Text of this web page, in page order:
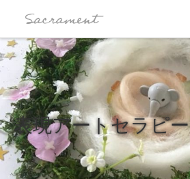
表現アートセラピー